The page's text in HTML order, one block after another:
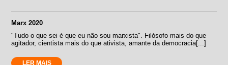
Marx 2020
"Tudo o que sei é que eu não sou marxista". Filósofo mais do que
agitador, cientista mais do que ativista, amante da democracia[...]
LER MAIS